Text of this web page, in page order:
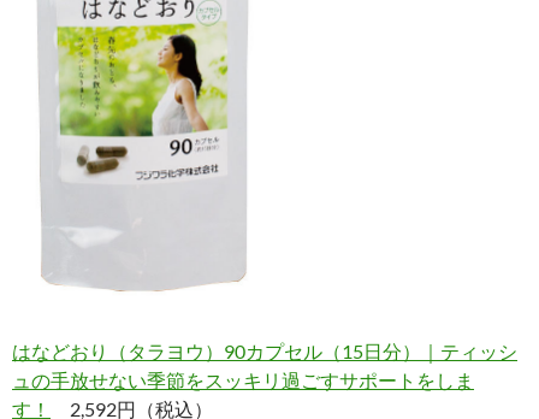
はなどおり（タラヨウ）90カプセル（15日分）｜ティッシ
ュの手放せない季節をスッキリ過ごすサポートをしま
す！
2,592円（税込）